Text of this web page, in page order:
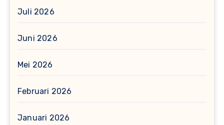
Juli 2026
Juni 2026
Mei 2026
Februari 2026
Januari 2026